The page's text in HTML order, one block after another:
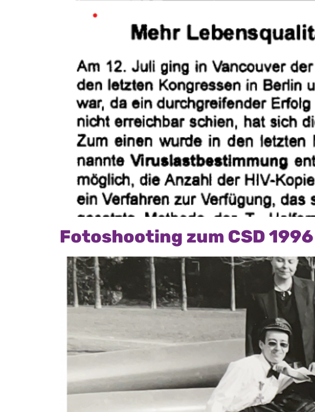
Fotoshooting zum CSD 1996